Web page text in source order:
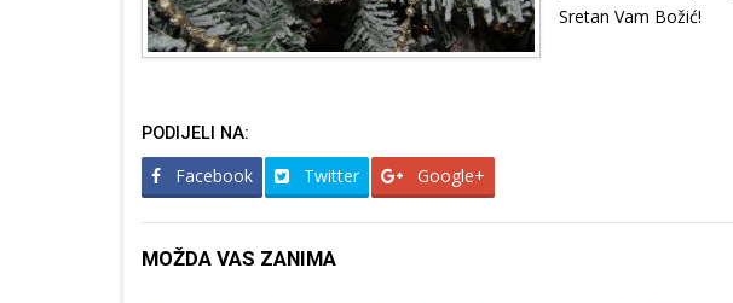
Sretan Vam Božić!
PODIJELI NA:
Facebook Twitter Google+
MOŽDA VAS ZANIMA